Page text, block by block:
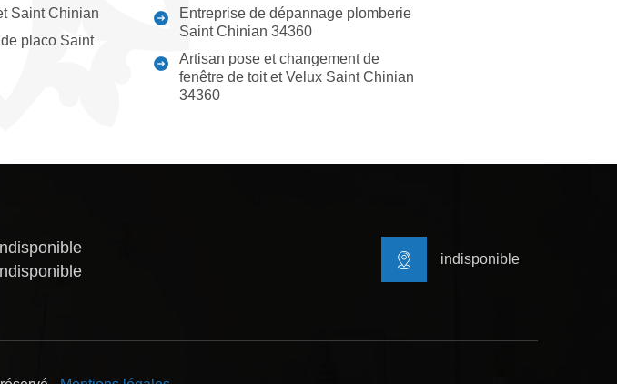
Saint Chinian
placo Saint
Entreprise de dépannage plomberie
Saint Chinian 34360
Artisan pose et changement de
fenêtre de toit et Velux Saint Chinian
34360
indisponible